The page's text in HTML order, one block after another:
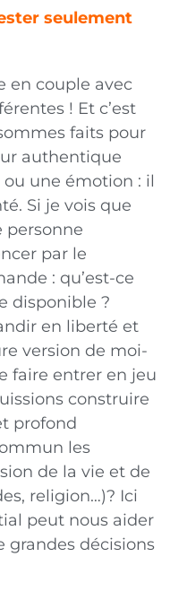
seulement
en couple avec
! Et c’est
faits pour
authentique
ou une émotion : il
Si je vois que
personne
par le
: qu’est-ce
disponible ?
en liberté et
version de moi-
faire entrer en jeu
construire
profond
les
de la vie et de
reli­gion…)? Ici
peut nous aider
grandes décisions